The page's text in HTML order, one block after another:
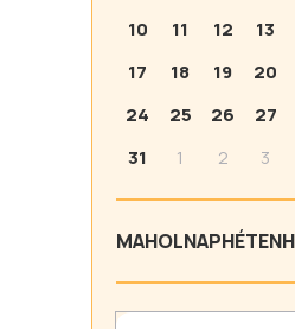
10
11 12 13
17
18 19 20
24
25 26 27
31
1 2 3
MAHOLNAPHÉTEN